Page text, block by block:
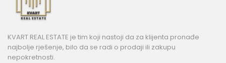
KVART REAL ESTATE je tim koji nastoji da za klijenta pronađe
najbolje rješenje, bilo da se radi o prodaji ili zakupu
nepokretnosti.